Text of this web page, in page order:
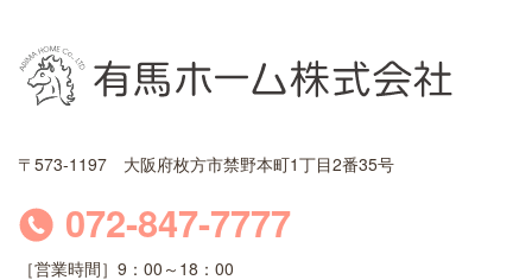
〒573-1197 大阪府枚方市禁野本町1丁目2番35号
072-847-7777
［営業時間］9：00～18：00